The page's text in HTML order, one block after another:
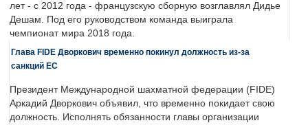
лет - с 2012 года - французскую сборную возглавлял Дидье
Дешам. Под его руководством команда выиграла
чемпионат мира 2018 года.
Глава FIDE Дворкович временно покинул должность из-за
санкций ЕС
Президент Международной шахматной федерации (FIDE)
Аркадий Дворкович объявил, что временно покидает свою
должность. Исполнять обязанности главы организации